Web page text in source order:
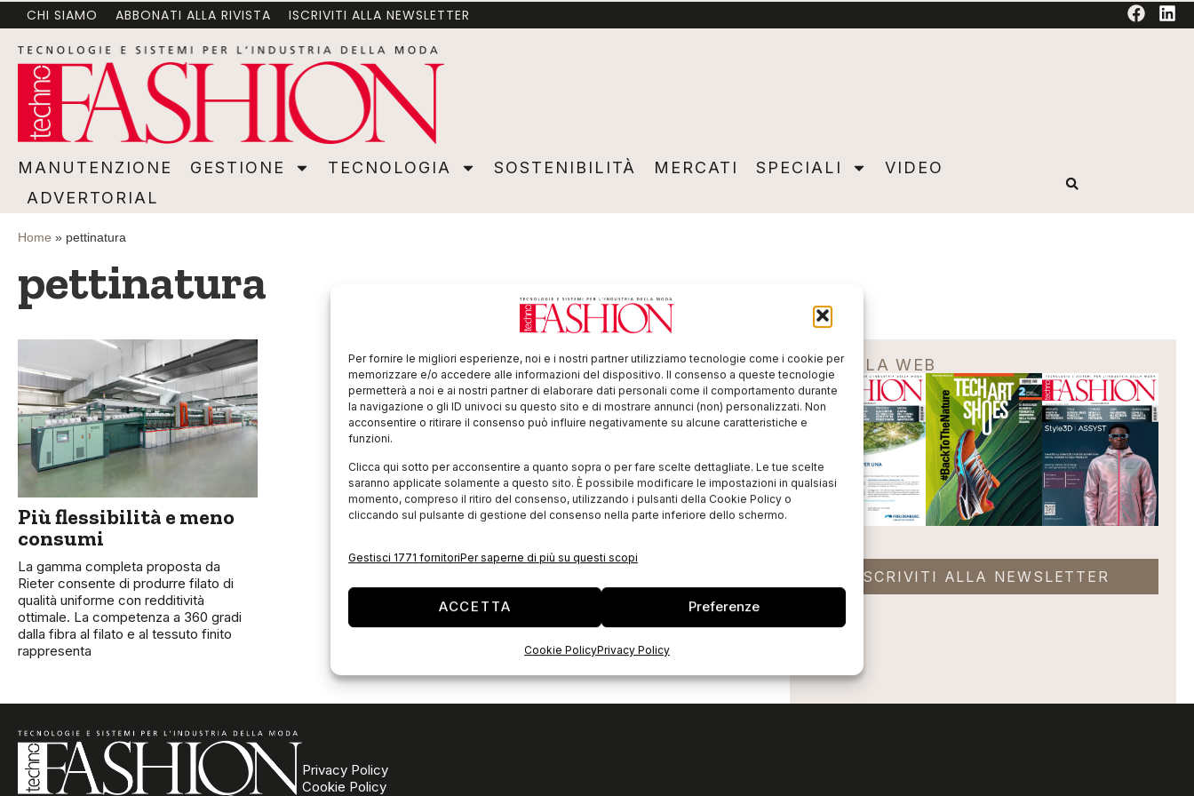
Per fornire le migliori esperienze, noi e i nostri partner utilizziamo tecnologie come i cookie per
memorizzare e/o accedere alle informazioni del dispositivo. Il consenso a queste tecnologie
permetterà a noi e ai nostri partner di elaborare dati personali come il comportamento durante
la navigazione o gli ID univoci su questo sito e di mostrare annunci (non) personalizzati. Non
acconsentire o ritirare il consenso può influire negativamente su alcune caratteristiche e
funzioni.
Clicca qui sotto per acconsentire a quanto sopra o per fare scelte dettagliate. Le tue scelte
saranno applicate solamente a questo sito. È possibile modificare le impostazioni in qualsiasi
momento, compreso il ritiro del consenso, utilizzando i pulsanti della Cookie Policy o
cliccando sul pulsante di gestione del consenso nella parte inferiore dello schermo.
Gestisci 1771 fornitoriPer saperne di più su questi scopi
ACCETTA Preferenze
Cookie PolicyPrivacy Policy
MANUTENZIONE GESTIONE TECNOLOGIA SOSTENIBILITÀ MERCATI SPECIALI VIDEO ADVERTORIAL
CHI SIAMO ABBONATI ALLA RIVISTA ISCRIVITI ALLA NEWSLETTER
MANUTENZIONE GESTIONE TECNOLOGIA SOSTENIBILITÀ MERCATI SPECIALI
VIDEO
ADVERTORIAL
Home » pettinatura
pettinatura
Più flessibilità e meno
consumi
La gamma completa proposta da
Rieter consente di produrre filato di
qualità uniforme con redditività
ottimale. La competenza a 360 gradi
dalla fibra al filato e al tessuto finito
rappresenta
EDICOLA WEB
ISCRIVITI ALLA NEWSLETTER
Privacy Policy
Cookie Policy